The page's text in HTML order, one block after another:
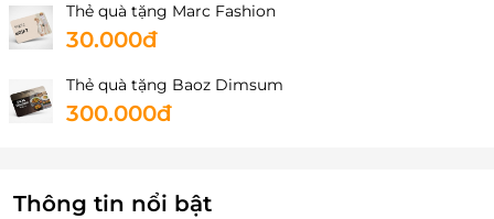
Thẻ quà tặng Marc Fashion
30.000đ
Thẻ quà tặng Baoz Dimsum
300.000đ
Thông tin nổi bật